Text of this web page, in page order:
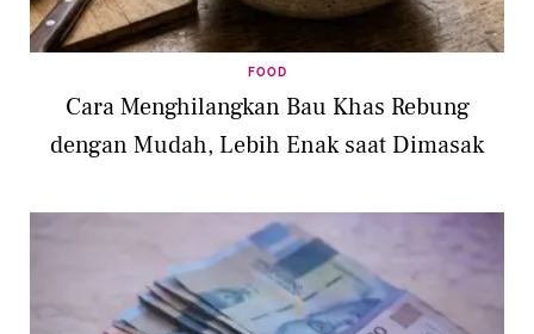
FOOD
Cara Menghilangkan Bau Khas Rebung
dengan Mudah, Lebih Enak saat Dimasak